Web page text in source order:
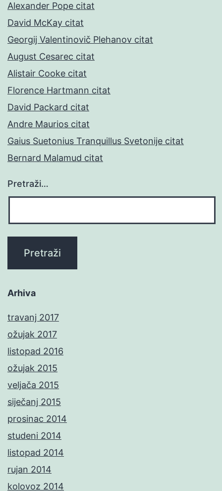
Alexander Pope citat
David McKay citat
Georgij Valentinovič Plehanov citat
August Cesarec citat
Alistair Cooke citat
Florence Hartmann citat
David Packard citat
Andre Maurios citat
Gaius Suetonius Tranquillus Svetonije citat
Bernard Malamud citat
Pretraži…
Arhiva
travanj 2017
ožujak 2017
listopad 2016
ožujak 2015
veljača 2015
siječanj 2015
prosinac 2014
studeni 2014
listopad 2014
rujan 2014
kolovoz 2014